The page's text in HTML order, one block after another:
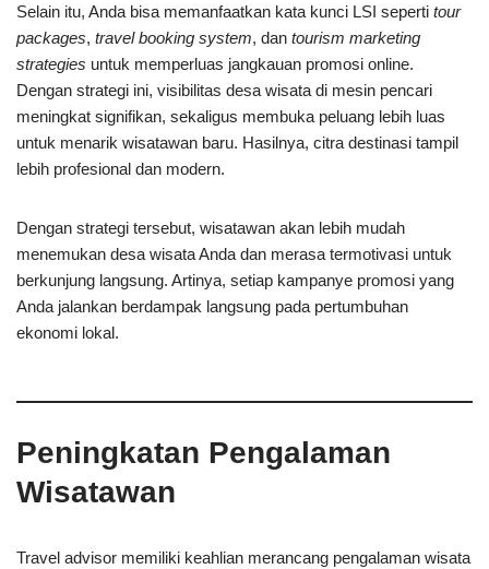
Selain itu, Anda bisa memanfaatkan kata kunci LSI seperti tour
packages, travel booking system, dan tourism marketing
strategies untuk memperluas jangkauan promosi online.
Dengan strategi ini, visibilitas desa wisata di mesin pencari
meningkat signifikan, sekaligus membuka peluang lebih luas
untuk menarik wisatawan baru. Hasilnya, citra destinasi tampil
lebih profesional dan modern.
Dengan strategi tersebut, wisatawan akan lebih mudah
menemukan desa wisata Anda dan merasa termotivasi untuk
berkunjung langsung. Artinya, setiap kampanye promosi yang
Anda jalankan berdampak langsung pada pertumbuhan
ekonomi lokal.
Peningkatan Pengalaman
Wisatawan
Travel advisor memiliki keahlian merancang pengalaman wisata